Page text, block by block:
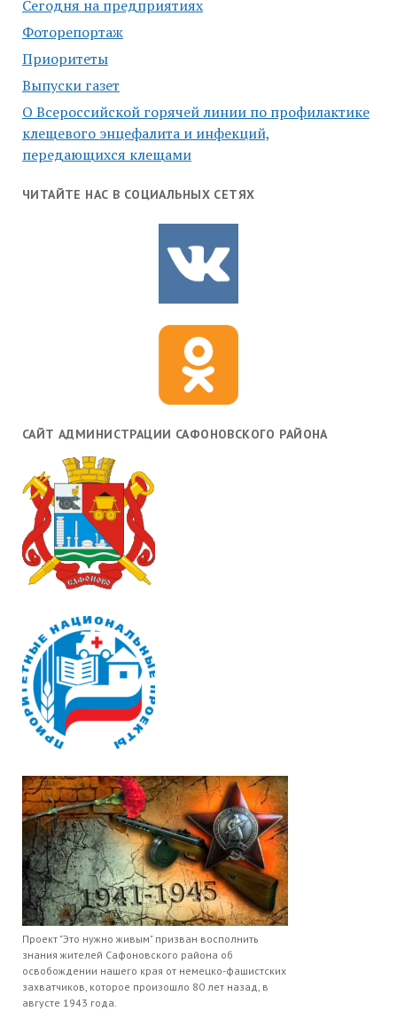
Сегодня на предприятиях
Фоторепортаж
Приоритеты
Выпуски газет
О Всероссийской горячей линии по профилактике
клещевого энцефалита и инфекций,
передающихся клещами
ЧИТАЙТЕ НАС В СОЦИАЛЬНЫХ СЕТЯХ
САЙТ АДМИНИСТРАЦИИ САФОНОВСКОГО РАЙОНА
Проект "Это нужно живым" призван восполнить
знания жителей Сафоновского района об
освобождении нашего края от немецко-фашистских
захватчиков, которое произошло 80 лет назад, в
августе 1943 года.